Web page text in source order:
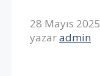
28 Mayıs 2025
yazaradmin